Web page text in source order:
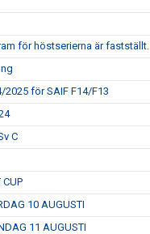
för höstserierna är fastställt.
2025 för SAIF F14/F13
C
CUP
10 AUGUSTI
11 AUGUSTI